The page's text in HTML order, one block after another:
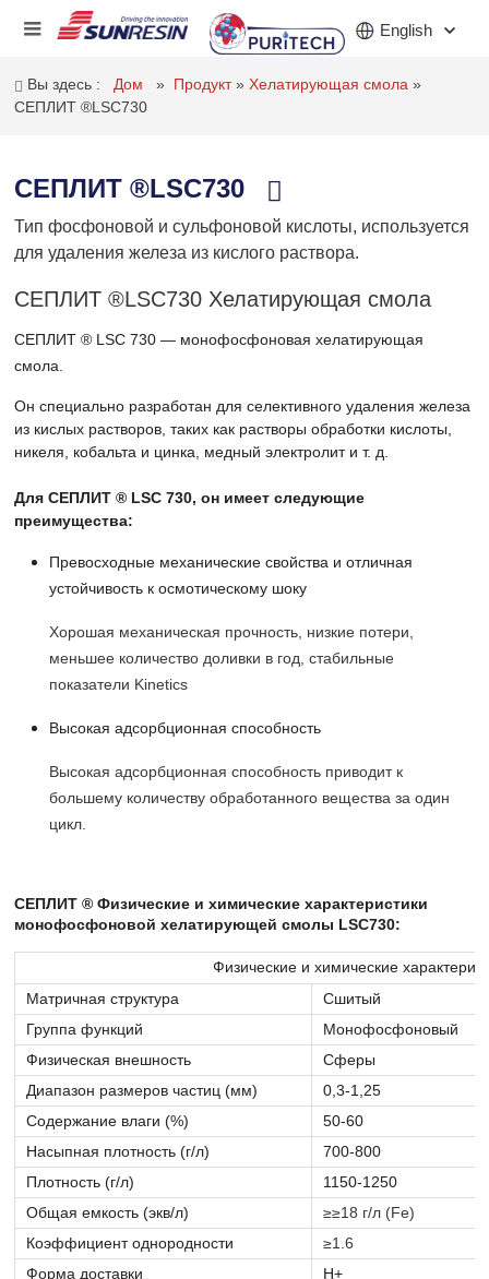
English
ПРОДУКТ
ПРИЛОЖЕНИЕ
ИНВЕСТОРЫ
НОВОСТИ
КОНТАКТ
Вы здесь : Дом » Продукт»Хелатирующая смола»
СЕПЛИТ ®LSC730
СЕПЛИТ ®LSC730
Тип фосфоновой и сульфоновой кислоты, используется
для удаления железа из кислого раствора.
СЕПЛИТ ®LSC730 Хелатирующая смола
СЕПЛИТ ® LSC 730 — монофосфоновая хелатирующая
смола.
Он специально разработан для селективного удаления железа
из кислых растворов, таких как растворы обработки кислоты,
никеля, кобальта и цинка, медный электролит и т. д.
Для СЕПЛИТ ® LSC 730, он имеет следующие
преимущества:
Превосходные механические свойства и отличная
устойчивость к осмотическому шоку
Хорошая механическая прочность, низкие потери,
меньшее количество доливки в год, стабильные
показатели Kinetics
Высокая адсорбционная способность
Высокая адсорбционная способность приводит к
большему количеству обработанного вещества за один
цикл.
СЕПЛИТ ® Физические и химические характеристики
монофосфоновой хелатирующей смолы LSC730:
Физические и химические
Матричная структура
Сшитый
Группа функций
Монофосфоновый
Физическая внешность
Сферы
Диапазон размеров частиц (мм)
0,3-1,25
Содержание влаги (%)
50-60
Насыпная плотность (г/л)
700-800
Плотность (г/л)
1150-1250
Общая емкость (экв/л)
≥≥18 г/л (Fe)
Коэффициент однородности
≥1.6
Форма доставки
Н+